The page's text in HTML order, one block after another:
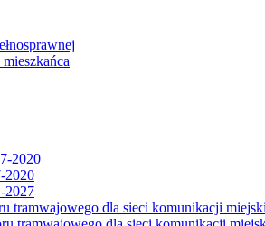
2020
2020
2027
tramwajowego dla sieci komunikacji